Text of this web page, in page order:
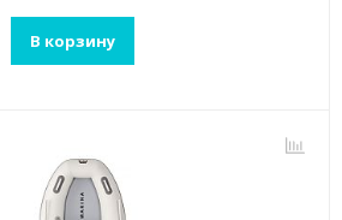
В корзину